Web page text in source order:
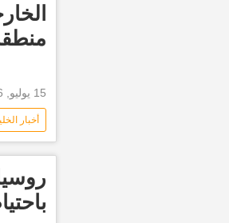
15 يوليو, 14:26 GMT
أخبار
إيران